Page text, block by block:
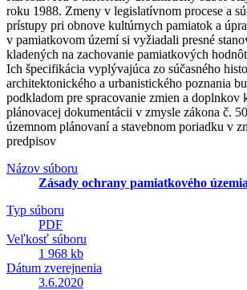
roku 1988. Zmeny v legislatívnom procese a
prístupy pri obnove kultúrnych pamiatok a
v pamiatkovom území si vyžiadali presné
kladených na zachovanie pamiatkových
Ich špecifikácia vyplývajúca zo súčasného
architektonického a urbanistického poznania
podkladom pre spracovanie zmien a doplnkov
plánovacej dokumentácii v zmysle zákona č.
územnom plánovaní a stavebnom poriadku v
predpisov
Názov súboru
Zásady ochrany pamiatkového územia
Typ súboru
PDF
Veľkosť súboru
1 968 kb
Dátum zverejnenia
3.6.2020